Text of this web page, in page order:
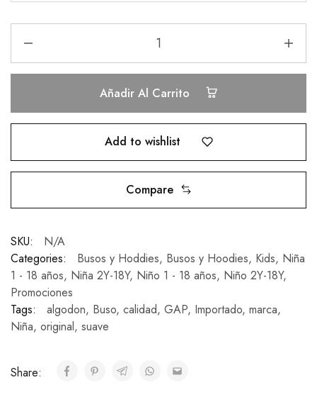
Añadir Al Carrito
Add to wishlist
Compare
SKU:
N/A
Categories:
Busos y Hoddies, Busos y Hoodies, Kids, Niña
1 - 18 años, Niña 2Y-18Y, Niño 1 - 18 años, Niño 2Y-18Y,
Promociones
Tags:
algodon, Buso, calidad, GAP, Importado, marca,
Niña, original, suave
Share: